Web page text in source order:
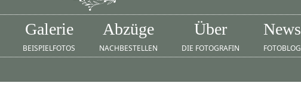
Galerie
BEISPIELFOTOS
Abzüge
NACHBESTELLEN
Über
DIE FOTOGRAFIN
News
FOTOBLOG